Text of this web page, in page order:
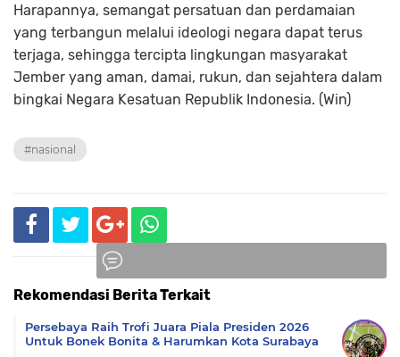
Harapannya, semangat persatuan dan perdamaian
yang terbangun melalui ideologi negara dapat terus
terjaga, sehingga tercipta lingkungan masyarakat
Jember yang aman, damai, rukun, dan sejahtera dalam
bingkai Negara Kesatuan Republik Indonesia. (Win)
#nasional
Rekomendasi Berita Terkait
Persebaya Raih Trofi Juara Piala Presiden 2026
Untuk Bonek Bonita & Harumkan Kota Surabaya